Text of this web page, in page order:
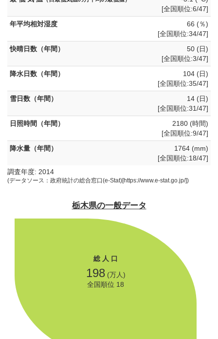
[全国順位:6/47]
年平均相対湿度
66 (％)
[全国順位:34/47]
快晴日数（年間）
50 (日)
[全国順位:3/47]
降水日数（年間）
104 (日)
[全国順位:35/47]
雪日数（年間）
14 (日)
[全国順位:31/47]
日照時間（年間）
2180 (時間)
[全国順位:9/47]
降水量（年間）
1764 (mm)
[全国順位:18/47]
調査年度: 2014
(データソース：政府統計の総合窓口(e-Stat)[https://www.e-stat.go.jp/])
栃木県の一般データ
総 人 口
198(万人)
全国順位 18